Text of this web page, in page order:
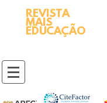
REVISTA
MAIS
EDUCAÇÃO